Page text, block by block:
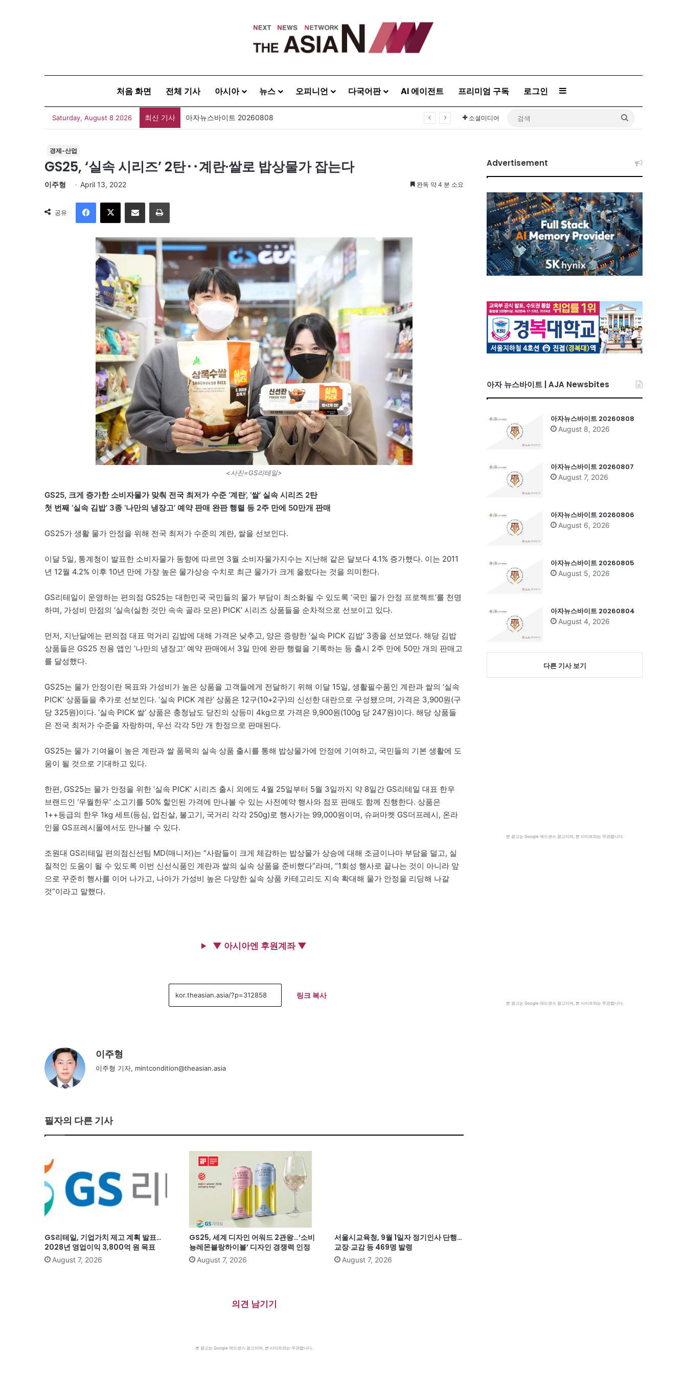
처음 화면 전체 기사 아시아 뉴스 오피니언 다국어판 AI 에이전트 프리미엄 구독 로그인 Sidebar
Saturday, August 8 2026 최신 기사 폐버스를 청년주택으로? 탑골공원 술자리보다 못한 정치의 상상력 소셜미디어
경제-산업
GS25, ‘실속 시리즈’ 2탄‥계란·쌀로 밥상물가 잡는다
이주형 April 13, 2022 완독 약 4 분 소요
공유
이메일
<사진=GS리테일>
GS25, 크게 증가한 소비자물가 맞춰 전국 최저가 수준 ‘계란’, ‘쌀’ 실속 시리즈 2탄
첫 번째 ‘실속 김밥’ 3종 ‘나만의 냉장고’ 예약 판매 완판 행렬 등 2주 만에 50만개 판매
GS25가 생활 물가 안정을 위해 전국 최저가 수준의 계란, 쌀을 선보인다.
이달 5일, 통계청이 발표한 소비자물가 동향에 따르면 3월 소비자물가지수는 지난해 같은 달보다 4.1% 증가했다. 이는 2011
년 12월 4.2% 이후 10년 만에 가장 높은 물가상승 수치로 최근 물가가 크게 올랐다는 것을 의미한다.
GS리테일이 운영하는 편의점 GS25는 대한민국 국민들의 물가 부담이 최소화될 수 있도록 ‘국민 물가 안정 프로젝트’를 천명
하며, 가성비 만점의 ‘실속(실한 것만 속속 골라 모은) PICK’ 시리즈 상품들을 순차적으로 선보이고 있다.
먼저, 지난달에는 편의점 대표 먹거리 김밥에 대해 가격은 낮추고, 양은 증량한 ‘실속 PICK 김밥’ 3종을 선보였다. 해당 김밥
상품들은 GS25 전용 앱인 ‘나만의 냉장고’ 예약 판매에서 3일 만에 완판 행렬을 기록하는 등 출시 2주 만에 50만 개의 판매고
를 달성했다.
GS25는 물가 안정이란 목표와 가성비가 높은 상품을 고객들에게 전달하기 위해 이달 15일, 생활필수품인 계란과 쌀의 ‘실속
PICK’ 상품들을 추가로 선보인다. ‘실속 PICK 계란’ 상품은 12구(10+2구)의 신선한 대란으로 구성됐으며, 가격은 3,900원(구
당 325원)이다. ‘실속 PICK 쌀’ 상품은 충청남도 당진의 상등미 4kg으로 가격은 9,900원(100g 당 247원)이다. 해당 상품들
은 전국 최저가 수준을 자랑하며, 우선 각각 5만 개 한정으로 판매된다.
GS25는 물가 기여율이 높은 계란과 쌀 품목의 실속 상품 출시를 통해 밥상물가에 안정에 기여하고, 국민들의 기본 생활에 도
움이 될 것으로 기대하고 있다.
한편, GS25는 물가 안정을 위한 ‘실속 PICK’ 시리즈 출시 외에도 4월 25일부터 5월 3일까지 약 8일간 GS리테일 대표 한우
브랜드인 ‘우월한우’ 소고기를 50% 할인된 가격에 만나볼 수 있는 사전예약 행사와 점포 판매도 함께 진행한다. 상품은
1++등급의 한우 1kg 세트(등심, 업진살, 불고기, 국거리 각각 250g)로 행사가는 99,000원이며, 슈퍼마켓 GS더프레시, 온라
인몰 GS프레시몰에서도 만나볼 수 있다.
조원대 GS리테일 편의점신선팀 MD(매니저)는 “사람들이 크게 체감하는 밥상물가 상승에 대해 조금이나마 부담을 덜고, 실
질적인 도움이 될 수 있도록 이번 신선식품인 계란과 쌀의 실속 상품을 준비했다”라며, “1회성 행사로 끝나는 것이 아니라 앞
으로 꾸준히 행사를 이어 나가고, 나아가 가성비 높은 다양한 실속 상품 카테고리도 지속 확대해 물가 안정을 리딩해 나갈
것”이라고 말했다.
▼ 아시아엔 후원계좌 ▼
링크 복사
이주형
이주형 기자, mintcondition@theasian.asia
필자의 다른 기사
GS리테일, 기업가치 제고 계획 발표…
2028년 영업이익 3,800억 원 목표
August 7, 2026
GS25, 세계 디자인 어워드 2관왕…‘소비
뇽레몬블랑하이볼’ 디자인 경쟁력 인정
August 7, 2026
서울시교육청, 9월 1일자 정기인사 단행…
교장·교감 등 469명 발령
August 7, 2026
의견 남기기
본 광고는 Google 애드센스 광고이며, 본 사이트와는 무관합니다.
Advertisement
아자 뉴스바이트 | AJA Newsbites
아자뉴스바이트 20260808
August 8, 2026
아자뉴스바이트 20260807
August 7, 2026
아자뉴스바이트 20260806
August 6, 2026
아자뉴스바이트 20260805
August 5, 2026
아자뉴스바이트 20260804
August 4, 2026
다른 기사 보기
본 광고는 Google 애드센스 광고이며, 본 사이트와는 무관합니다.
본 광고는 Google 애드센스 광고이며, 본 사이트와는 무관합니다.